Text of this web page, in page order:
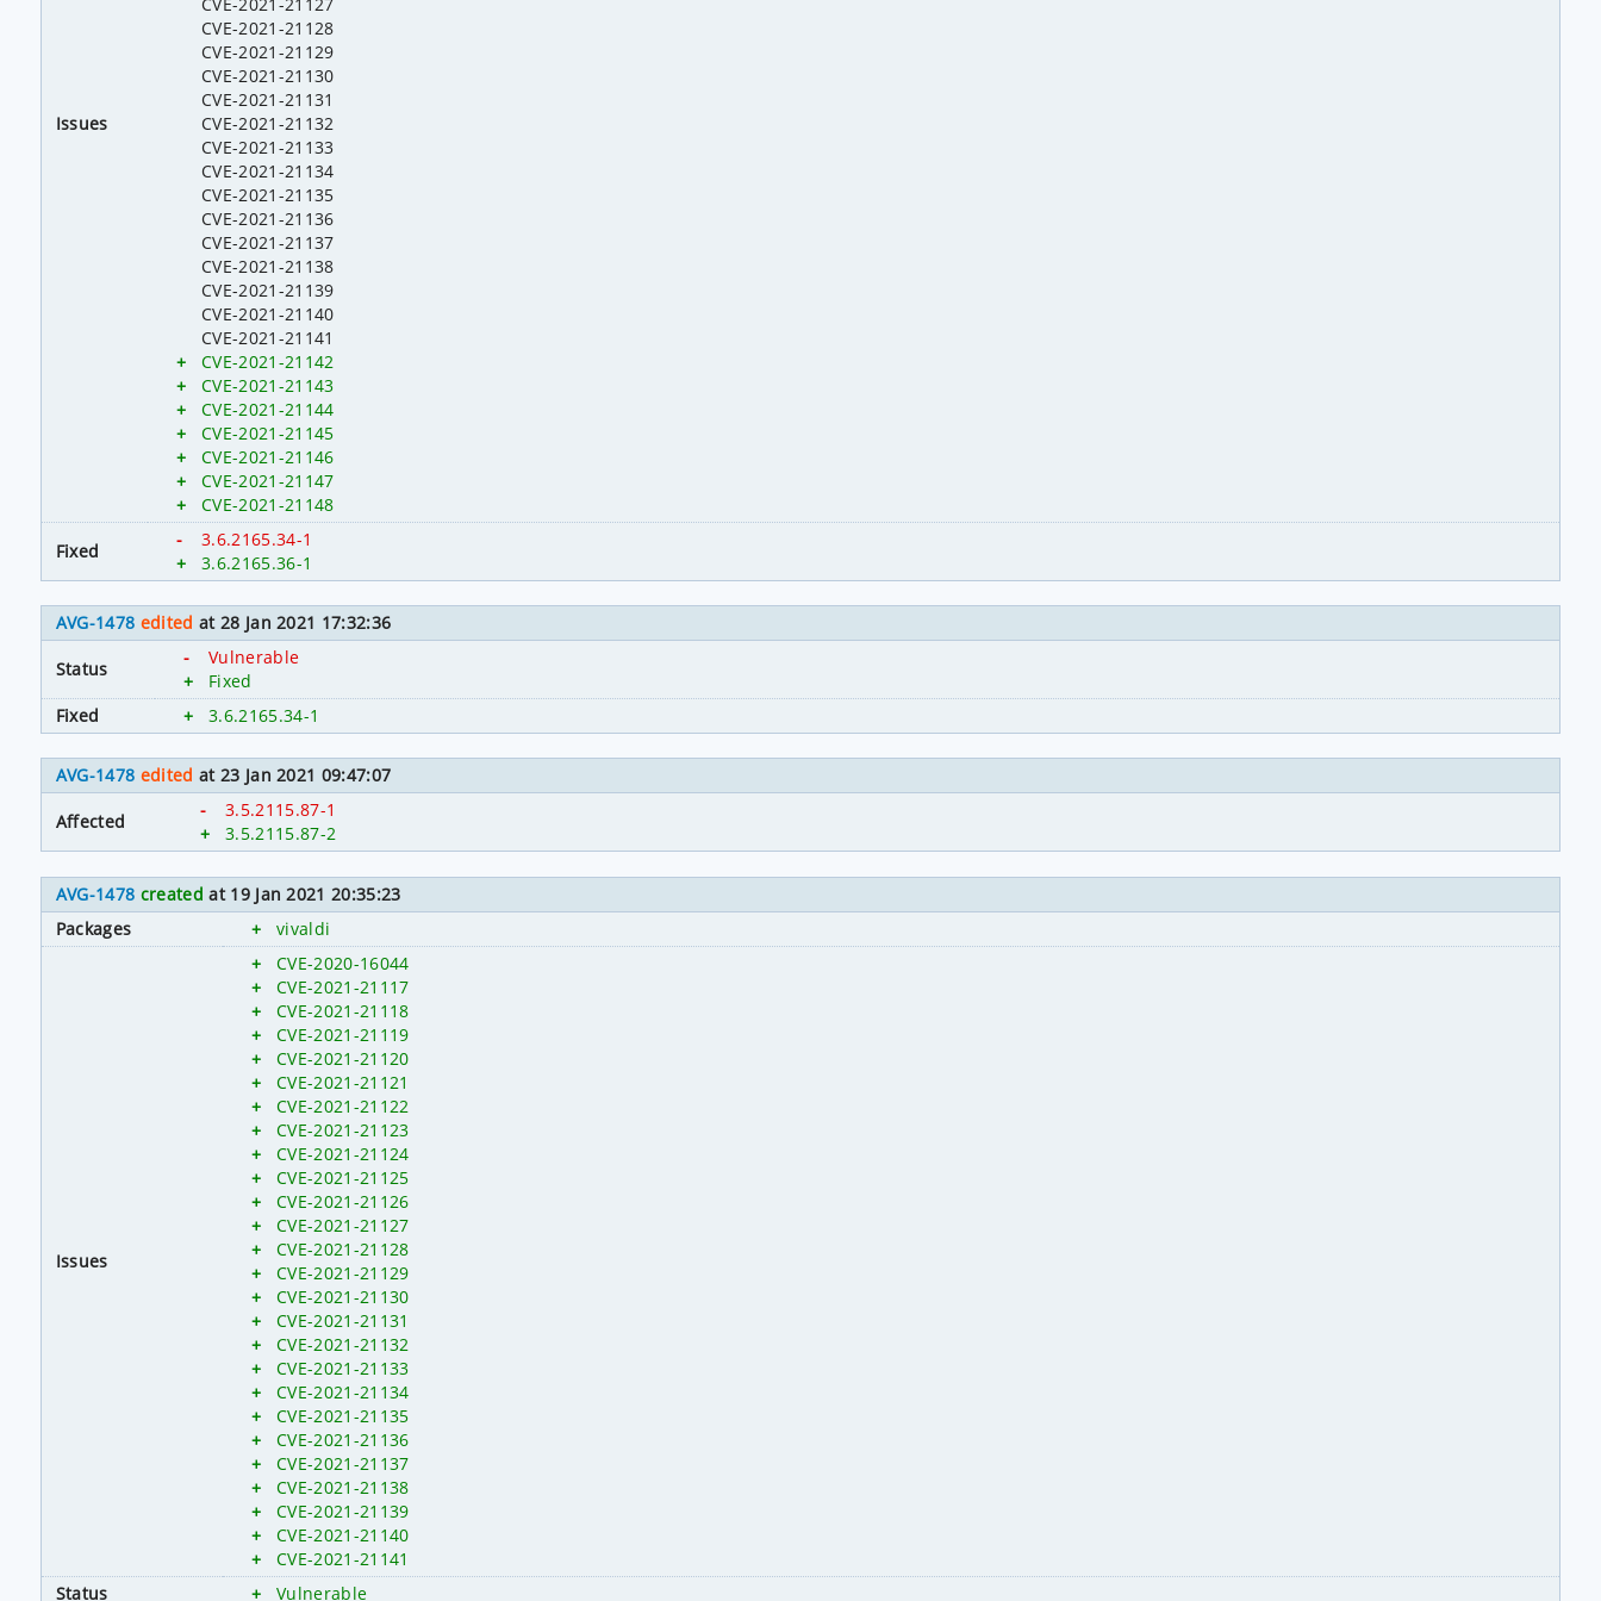
Issues
CVE-2021-21128
CVE-2021-21129
CVE-2021-21130
CVE-2021-21131
CVE-2021-21132
CVE-2021-21133
CVE-2021-21134
CVE-2021-21135
CVE-2021-21136
CVE-2021-21137
CVE-2021-21138
CVE-2021-21139
CVE-2021-21140
CVE-2021-21141
+
CVE-2021-21142
+
CVE-2021-21143
+
CVE-2021-21144
+
CVE-2021-21145
+
CVE-2021-21146
+
CVE-2021-21147
+
CVE-2021-21148
Fixed
-
3.6.2165.34-1
+
3.6.2165.36-1
AVG-1478 edited at 28 Jan 2021 17:32:36
Status
-
Vulnerable
+
Fixed
Fixed
+ 3.6.2165.34-1
AVG-1478 edited at 23 Jan 2021 09:47:07
Affected
-
3.5.2115.87-1
+
3.5.2115.87-2
AVG-1478 created at 19 Jan 2021 20:35:23
Packages
+ vivaldi
Issues
+
CVE-2020-16044
+
CVE-2021-21117
+
CVE-2021-21118
+
CVE-2021-21119
+
CVE-2021-21120
+
CVE-2021-21121
+
CVE-2021-21122
+
CVE-2021-21123
+
CVE-2021-21124
+
CVE-2021-21125
+
CVE-2021-21126
+
CVE-2021-21127
+
CVE-2021-21128
+
CVE-2021-21129
+
CVE-2021-21130
+
CVE-2021-21131
+
CVE-2021-21132
+
CVE-2021-21133
+
CVE-2021-21134
+
CVE-2021-21135
+
CVE-2021-21136
+
CVE-2021-21137
+
CVE-2021-21138
+
CVE-2021-21139
+
CVE-2021-21140
+
CVE-2021-21141
Status
+ Vulnerable